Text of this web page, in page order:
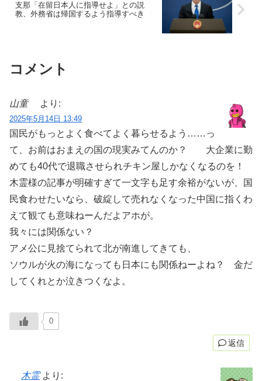
支那「在留日本人に指導せよ」との説
教、外務省は帰国するよう指導すべき
コメント
山童 より:
2025年5月14日 13:49
国民がもっとよく食べてよく暮らせるよう……っ
て、お前はおまえの国の現実みてんのか？ 大企業に勤
めても40代で退職させられチキン屋しかなくなるのを！
木霊様の記事が明確すぎて一文字も足す余裕がないが、国
民食わせたいなら、破綻して売れなくなった中国に指くわ
えて観ても意味ねーんだよアホが。
我々には関係ない？
アメ公に見捨てられて北が南進してきても、
ソウルが火の海になっても日本にも関係ねーよね？ 金だ
してくれとか泣きつくなよ。
0
返信
木霊 より: